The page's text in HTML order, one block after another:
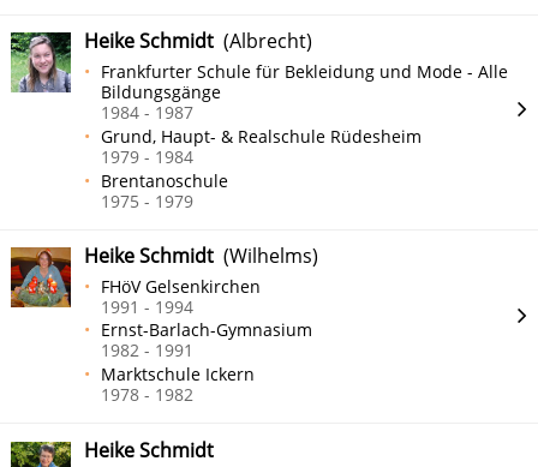
Heike Schmidt (Albrecht)
Frankfurter Schule für Bekleidung und Mode - Alle
Bildungsgänge
1984 - 1987
Grund, Haupt- & Realschule Rüdesheim
1979 - 1984
Brentanoschule
1975 - 1979
Heike Schmidt (Wilhelms)
FHöV Gelsenkirchen
1991 - 1994
Ernst-Barlach-Gymnasium
1982 - 1991
Marktschule Ickern
1978 - 1982
Heike Schmidt